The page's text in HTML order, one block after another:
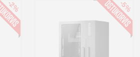
-2% -5%